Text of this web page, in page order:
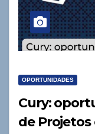
OPORTUNIDADES
Cury:
de